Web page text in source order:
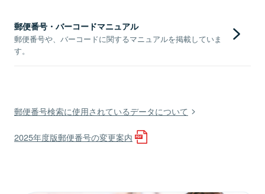
郵便番号・バーコードマニュアル
郵便番号や、バーコードに関するマニュアルを掲載していま
す。
郵便番号検索に使用されているデータについて
2025年度版郵便番号の変更案内